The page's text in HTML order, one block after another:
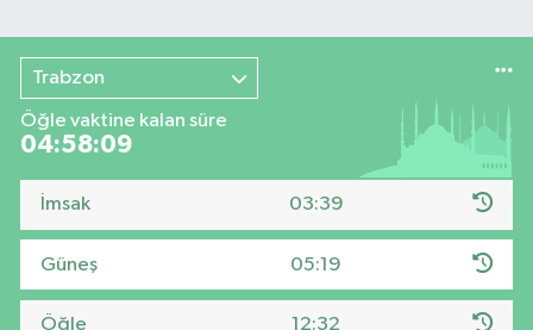
Trabzon
Öğle vaktine kalan süre
04:58:09
İmsak 03:39
Güneş 05:19
Öğle 12:32